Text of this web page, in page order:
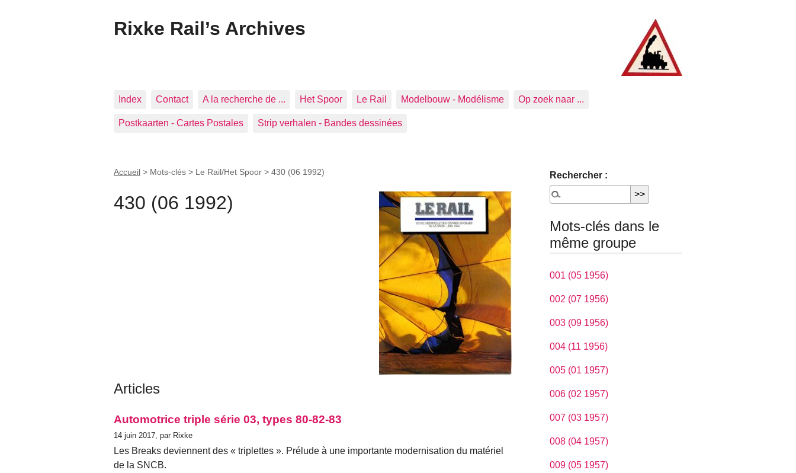
Rixke Rail’s Archives
Index Contact A la recherche de ... Het Spoor Le Rail Modelbouw - Modélisme Op zoek naar ...
Postkaarten - Cartes Postales Strip verhalen - Bandes dessinées
Accueil > Mots-clés > Le Rail/Het Spoor > 430 (06 1992)
430 (06 1992)
Articles
Automotrice triple série 03, types 80-82-83
14 juin 2017, par Rixke
Les Breaks deviennent des « triplettes ». Prélude à une importante modernisation du matériel
de la SNCB.
Rechercher :
Mots-clés dans le
même groupe
001 (05 1956)
002 (07 1956)
003 (09 1956)
004 (11 1956)
005 (01 1957)
006 (02 1957)
007 (03 1957)
008 (04 1957)
009 (05 1957)